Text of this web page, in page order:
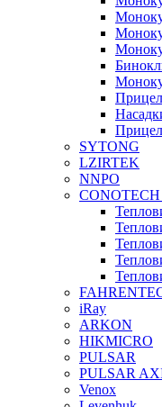
SYTONG
LZIRTEK
NNPO
CONOTECH
iRay
ARKON
HIKMICRO
PULSAR
PULSAR
Venox